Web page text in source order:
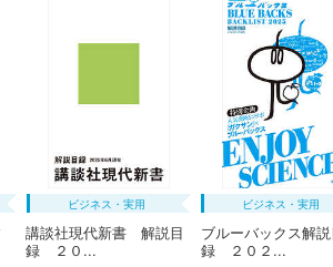
ビジネス・実用
講談社現代新書 解説目
録 ２０...
ビジネス・実用
ブルーバックス解
録 ２０２...